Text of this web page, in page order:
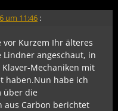
um 11:46 :
vor Kurzem Ihr älteres
Lindner angeschaut, in
Mechaniken mit
haben.Nun habe ich
über die
aus Carbon berichtet